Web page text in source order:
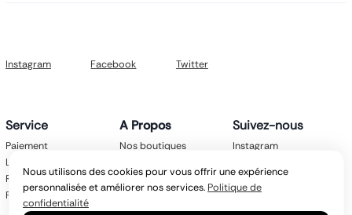
Instagram Facebook Twitter
Service
Paiement
Livraison
Retours
FAQ
A Propos
Nos boutiques
Mentions légales
CGV
Politique de
Suivez-nous
Instagram
Twitter
Nous utilisons des cookies pour vous offrir une expérience
personnalisée et améliorer nos services. Politique de
confidentialité